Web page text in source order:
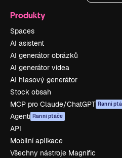
Produkty
Spaces
AI asistent
AI generátor obrázků
AI generátor videa
AI hlasový generátor
Stock obsah
MCP pro Claude/ChatGPT Ranní
Agenti Ranní ptáče
API
Mobilní aplikace
Všechny nástroje Magnific